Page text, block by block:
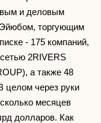
и деловым
торгующим
- 175 компаний,
2RIVERS
а также 48
целом через руки
месяцев
долларов. Как